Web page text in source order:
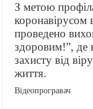
З метою
коронавірусом
проведено
здоровим!”, де
захисту від
життя.
Відеопрогравач